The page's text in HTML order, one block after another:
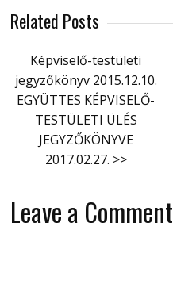
Related Posts
Képviselő-testületi
jegyzőkönyv 2015.12.10.
EGYÜTTES KÉPVISELŐ-
TESTÜLETI ÜLÉS
JEGYZŐKÖNYVE
2017.02.27. >>
Leave a Comment